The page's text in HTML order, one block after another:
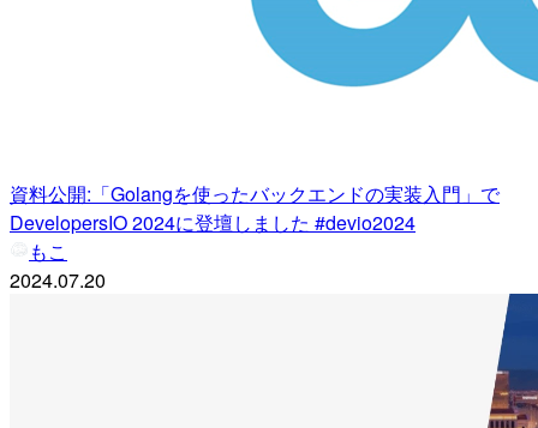
資料公開:「Golangを使ったバックエンドの実装入門」で
DevelopersIO 2024に登壇しました #devio2024
もこ
2024.07.20